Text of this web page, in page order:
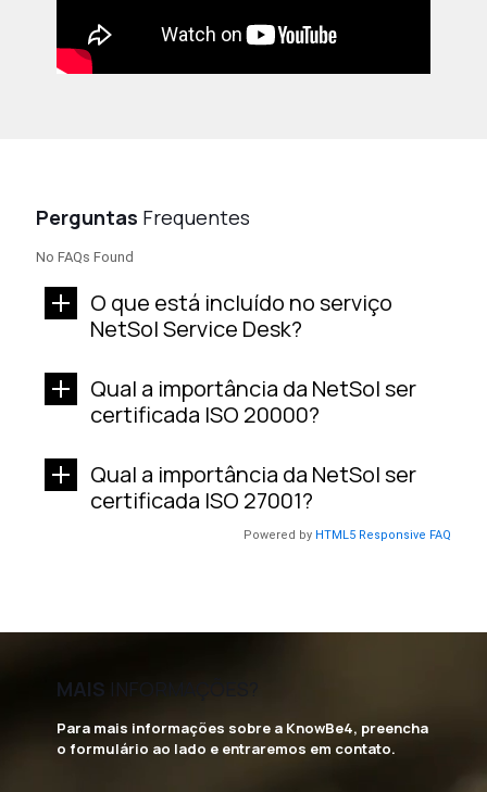
Perguntas Frequentes
No FAQs Found
O que está incluído no serviço
NetSol Service Desk?
Qual a importância da NetSol ser
certificada ISO 20000?
Qual a importância da NetSol ser
certificada ISO 27001?
Powered by HTML5 Responsive FAQ
MAIS INFORMAÇÕES?
Para mais informações sobre a KnowBe4, preencha
o formulário ao lado e entraremos em contato.